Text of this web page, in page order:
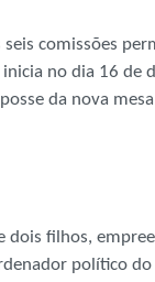
comissões
no dia 16 de
da nova
filhos,
político do